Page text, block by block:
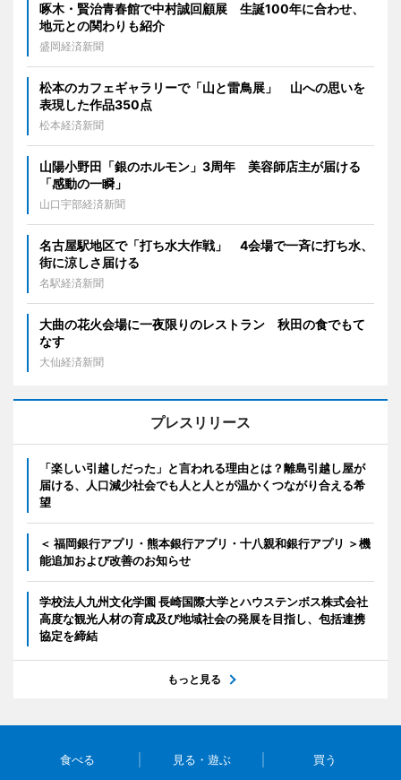
啄木・賢治青春館で中村誠回顧展 生誕100年に合わせ、
地元との関わりも紹介
盛岡経済新聞
松本のカフェギャラリーで「山と雷鳥展」 山への思いを
表現した作品350点
松本経済新聞
山陽小野田「銀のホルモン」3周年 美容師店主が届ける
「感動の一瞬」
山口宇部経済新聞
名古屋駅地区で「打ち水大作戦」 4会場で一斉に打ち水、
街に涼しさ届ける
名駅経済新聞
大曲の花火会場に一夜限りのレストラン 秋田の食でもて
なす
大仙経済新聞
プレスリリース
「楽しい引越しだった」と言われる理由とは？離島引越し屋が
届ける、人口減少社会でも人と人とが温かくつながり合える希
望
＜ 福岡銀行アプリ・熊本銀行アプリ・十八親和銀行アプリ ＞機
能追加および改善のお知らせ
学校法人九州文化学園 長崎国際大学とハウステンボス株式会社
高度な観光人材の育成及び地域社会の発展を目指し、包括連携
協定を締結
もっと見る
食べる 見る・遊ぶ 買う